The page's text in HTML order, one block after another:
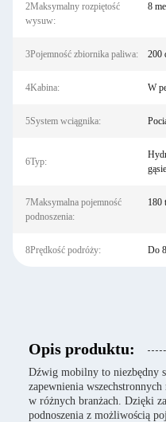
2Maksymalny rozpiętość
wysuw:
8
3Pojemność zbiornika paliwa: 200
4Kabina: W
5System wciągnika:
6Typ:
7Maksymalna pojemność
podnoszenia:
180
8Prędkość podróży: Do
Opis produktu:
Dźwig mobilny to niezbędny
zapewnienia
w różnych branżach. Dzięki
podnoszenia z możliwością